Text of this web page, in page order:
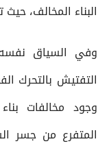
البناء المخالف،
وفي السياق
التفتيش بالتحرك
وجود مخالفات
المتفرع من جسر